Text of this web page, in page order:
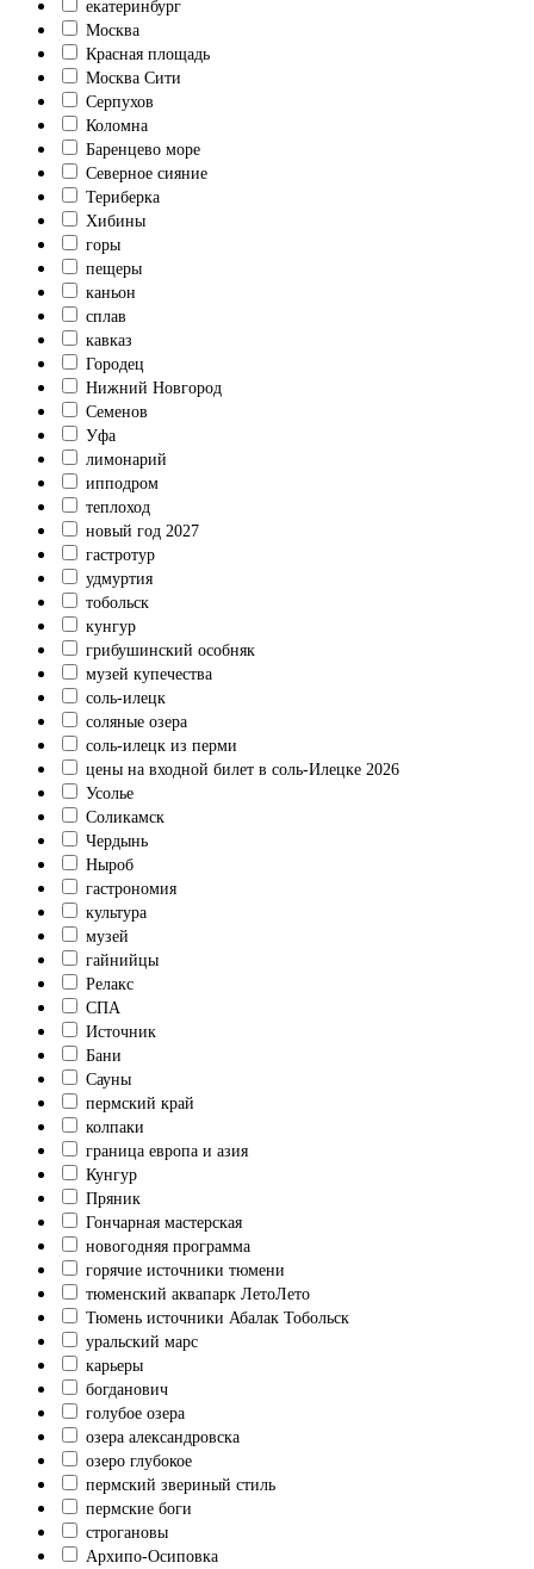
екатеринбург
Москва
Красная площадь
Москва Сити
Серпухов
Коломна
Баренцево море
Северное сияние
Териберка
Хибины
горы
пещеры
каньон
сплав
кавказ
Городец
Нижний Новгород
Семенов
Уфа
лимонарий
ипподром
теплоход
новый год 2027
гастротур
удмуртия
тобольск
кунгур
грибушинский особняк
музей купечества
соль-илецк
соляные озера
соль-илецк из перми
цены на входной билет в соль-Илецке 2026
Усолье
Соликамск
Чердынь
Ныроб
гастрономия
культура
музей
гайнийцы
Релакс
СПА
Источник
Бани
Сауны
пермский край
колпаки
граница европа и азия
Кунгур
Пряник
Гончарная мастерская
новогодняя программа
горячие источники тюмени
тюменский аквапарк ЛетоЛето
Тюмень источники Абалак Тобольск
уральский марс
карьеры
богданович
голубое озера
озера александровска
озеро глубокое
пермский звериный стиль
пермские боги
строгановы
Архипо-Осиповка